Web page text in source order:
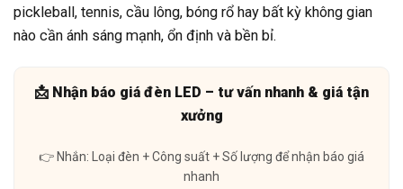
pickleball, tennis, cầu lông, bóng rổ hay bất kỳ không gian
nào cần ánh sáng mạnh, ổn định và bền bỉ.
📩 Nhận báo giá đèn LED – tư vấn nhanh & giá tận
xưởng
👉 Nhắn: Loại đèn + Công suất + Số lượng để nhận báo giá
nhanh